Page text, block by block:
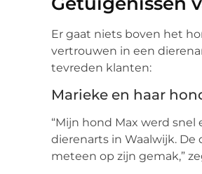
Er gaat niets boven het
vertrouwen in een
tevreden klanten:
Marieke en haar
“Mijn hond Max werd
dierenarts in Waalwijk. De
meteen op zijn gemak,”